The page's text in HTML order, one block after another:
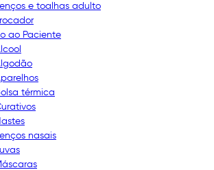
e toalhas adulto
ao Paciente
térmica
nasais